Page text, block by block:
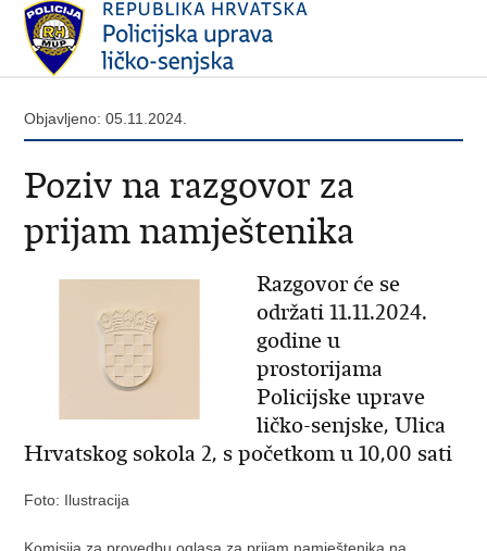
Objavljeno: 05.11.2024.
Poziv na razgovor za
prijam namještenika
Razgovor će se
održati 11.11.2024.
godine u
prostorijama
Policijske uprave
ličko-senjske, Ulica
Hrvatskog sokola 2, s početkom u 10,00 sati
Foto: Ilustracija